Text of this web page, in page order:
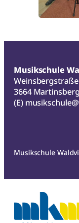
Musikschule
Weinsbergstraße
3664 Martinsberg
(E)
Musikschule